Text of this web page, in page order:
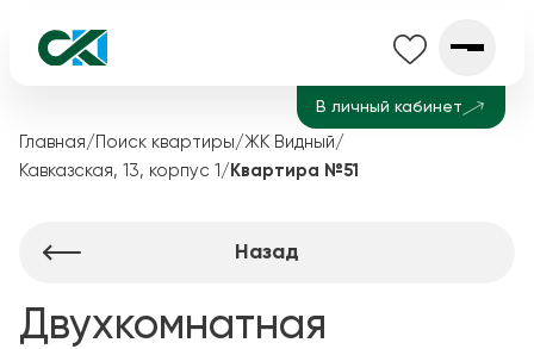
В личный кабинет
Главная/ Поиск квартиры/ЖК Видный/
Кавказская, 13, корпус 1 / Квартира №51
Назад
Двухкомнатная